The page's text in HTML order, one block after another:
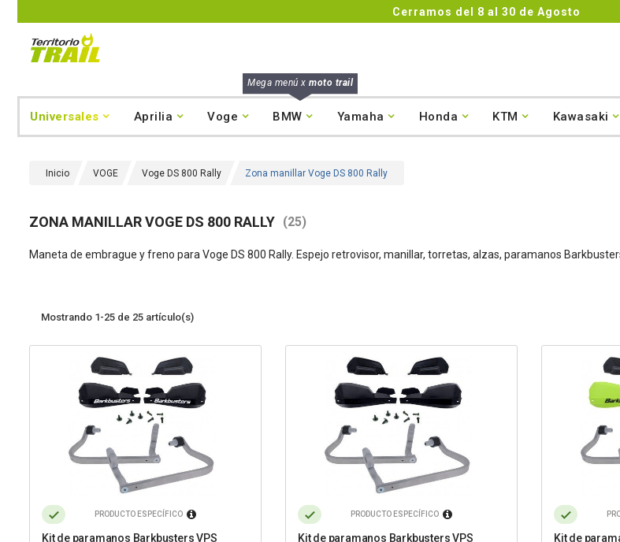
Cerramos del 8 al 30 de Agosto
Mega menú x moto trail
Universales Aprilia Voge BMW Yamaha Honda KTM Kawasaki
Inicio VOGE Voge DS 800 Rally Zona manillar Voge DS 800 Rally
ZONA MANILLAR VOGE DS 800 RALLY (25)
Maneta de embrague y freno para Voge DS 800 Rally. Espejo retrovisor, manillar, torretas, alzas, paramanos
Mostrando 1-25 de 25 artículo(s)
PRODUCTO ESPECÍFICO
Kit de paramanos Barkbusters VPS
PRODUCTO ESPECÍFICO
Kit de paramanos Barkbusters VPS
Kit de